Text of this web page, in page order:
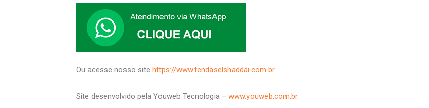
Ou acesse nosso site https://www.tendaselshaddai.com.br
Site desenvolvido pela Youweb Tecnologia – www.youweb.com.br